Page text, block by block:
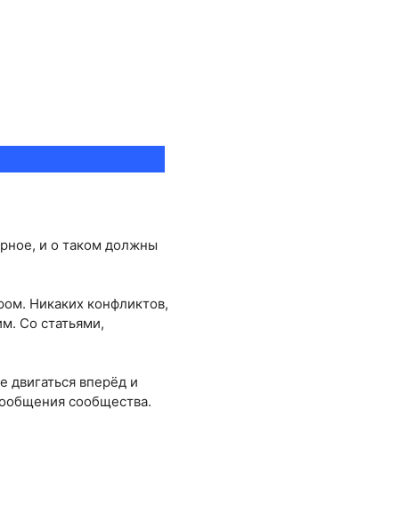
и о таком должны
Никаких конфликтов,
Со статьями,
двигаться вперёд и
сообщества.